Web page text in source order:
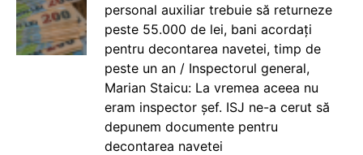
personal auxiliar trebuie să returneze
peste 55.000 de lei, bani acordați
pentru decontarea navetei, timp de
peste un an / Inspectorul general,
Marian Staicu: La vremea aceea nu
eram inspector șef. ISJ ne-a cerut să
depunem documente pentru
decontarea navetei